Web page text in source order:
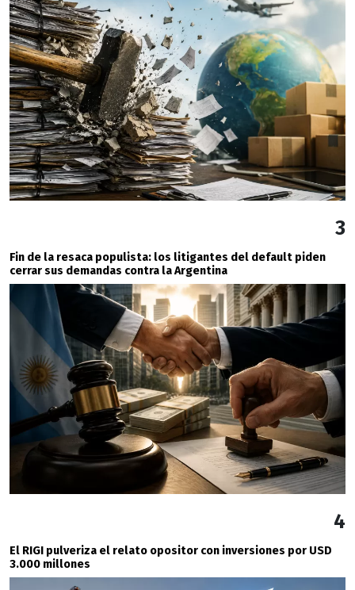
3
Fin de la resaca populista: los litigantes del default piden
cerrar sus demandas contra la Argentina
4
El RIGI pulveriza el relato opositor con inversiones por USD
3.000 millones